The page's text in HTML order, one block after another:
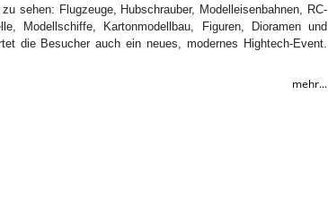
sehen: Flugzeuge, Hubschrauber, Modelleisenbahnen, RC-
Modellschiffe, Kartonmodellbau, Figuren, Dioramen und
die Besucher auch ein neues, modernes Hightech-Event.
mehr...